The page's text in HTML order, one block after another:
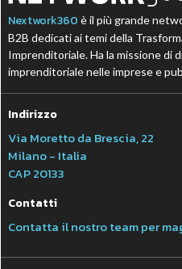
Nextwork360 è il più grande
B2B dedicati ai temi della
Imprenditoriale. Ha la missione di
imprenditoriale nelle imprese e
Indirizzo
Via Moretto da Brescia, 22
Milano - Italia
CAP 20133
Contatti
Contatta il nostro team per